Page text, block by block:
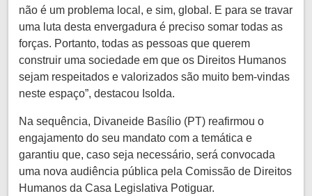
não é um problema local, e sim, global. E para se travar
uma luta desta envergadura é preciso somar todas as
forças. Portanto, todas as pessoas que querem
construir uma sociedade em que os Direitos Humanos
sejam respeitados e valorizados são muito bem-vindas
neste espaço”, destacou Isolda.
Na sequência, Divaneide Basílio (PT) reafirmou o
engajamento do seu mandato com a temática e
garantiu que, caso seja necessário, será convocada
uma nova audiência pública pela Comissão de Direitos
Humanos da Casa Legislativa Potiguar.